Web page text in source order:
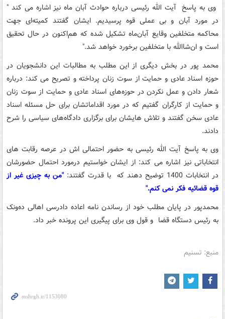
وی به پاسخ آیت الله رئیسی درباره حوادث آبان ماه نیز اشاره می کند "
در مورد آبان و بی عملی قوه پرسیدیم. ایشان گفتند کمیته‌ای جهت
محاکمه متخلفین وقایع آبان‌ماه تشکیل شده که هم‌اکنون در حال تحقیق
است و ان‌شاالله با متخلفین برخورد خواهد شد."
محمد پور در بخش دیگری از این مطلب به مطالبات این دانشجویان در
حوزه اسناد عادی و حمایت از سوت زنان پرداخته و تصریح می کند: درباره
شعار دادن و عمل نکردن در حوزه‌های اسناد عادی و حمایت از سوت زنان
و حمایت از کارگران گفتیم که در مورد اقداماتشان برای حل مسئله اسناد
عادی سخن گفتند و تلاش هایشان برای برگزاری دادگاه‌های سیاسی را شرح
دادند.
وی به پاسخ آیت الله رئیسی به حضور احتمالی اش در عرصه رقابت های
انتخاباتی نیز اشاره می کند: از ایشان خواستیم درمورد احتمال حضورشان
در انتخابات 1400 توضیح دهند که با قدرت گفتند:
"من به چیزی غیر از
قوه قضائیه فکر نمی کنم."
محمدپور در پایان مطلب خود از رساندن نامه‌ اعاده دادرسی اهالی ده‌ونک
به رئیس دستگاه قضا و قول وی برای پیگیری این پرونده خبر داد.
منبع: تسنیم